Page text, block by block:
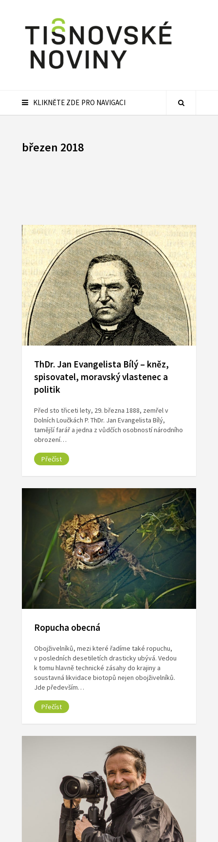
KLIKNĚTE ZDE PRO NAVIGACI
březen 2018
ThDr. Jan Evangelista Bílý – kněz,
spisovatel, moravský vlastenec a
politik
Před sto třiceti lety, 29. března 1888, zemřel v
Dolních Loučkách P. ThDr. Jan Evangelista Bílý,
tamější farář a jedna z vůdčích osobností národního
obrození…
Přečíst
Ropucha obecná
Obojživelníků, mezi které řadíme také ropuchu,
v posledních desetiletích drasticky ubývá. Vedou
k tomu hlavně technické zásahy do krajiny a
soustavná likvidace biotopů nejen obojživelníků.
Jde především…
Přečíst